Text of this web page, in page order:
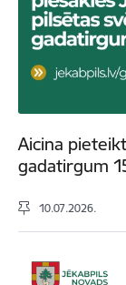
Aicina
gadatirgum
10.07.2026.